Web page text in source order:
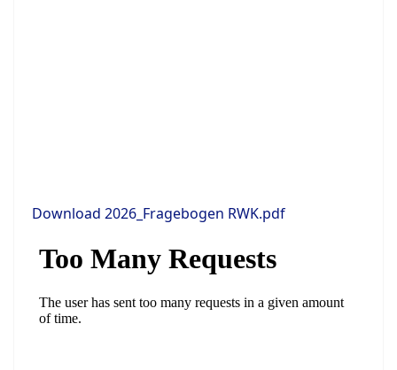
Download 2026_Fragebogen RWK.pdf